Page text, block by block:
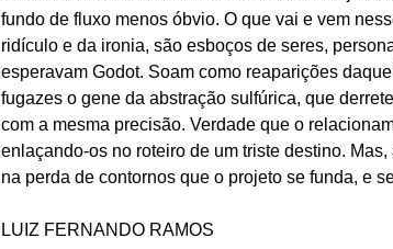
fundo de fluxo menos óbvio. O que vai e vem
ridículo e da ironia, são esboços de seres,
esperavam Godot. Soam como reaparições
fugazes o gene da abstração sulfúrica, que
com a mesma precisão. Verdade que o
enlaçando-os no roteiro de um triste destino.
na perda de contornos que o projeto se funda, e
LUIZ FERNANDO RAMOS